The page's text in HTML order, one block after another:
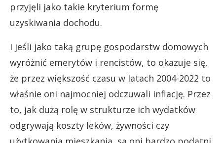
przyjęli jako takie kryterium formę
uzyskiwania dochodu.
I jeśli jako taką grupę gospodarstw domowych
wyróżnić emerytów i rencistów, to okazuje się,
że przez większość czasu w latach 2004-2022 to
właśnie oni najmocniej odczuwali inflację. Przez
to, jak dużą rolę w strukturze ich wydatków
odgrywają koszty leków, żywności czy